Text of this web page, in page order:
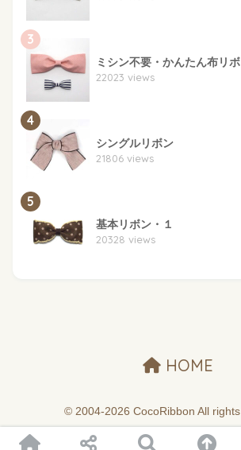
3
ミシン不要・かんたん布リ
22023 views
4
シングルリボン
21806 views
5
基本リボン・１
20328 views
HOME